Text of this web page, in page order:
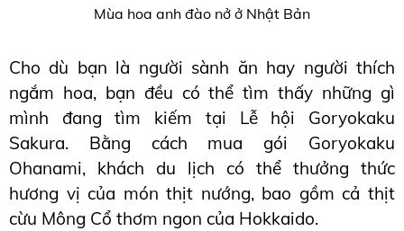
Mùa hoa anh đào nở ở Nhật Bản
Cho dù bạn là người sành ăn hay người thích
ngắm hoa, bạn đều có thể tìm thấy những gì
mình đang tìm kiếm tại Lễ hội Goryokaku
Sakura. Bằng cách mua gói Goryokaku
Ohanami, khách du lịch có thể thưởng thức
hương vị của món thịt nướng, bao gồm cả thịt
cừu Mông Cổ thơm ngon của Hokkaido.